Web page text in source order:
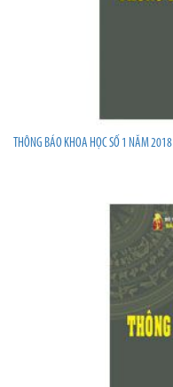
THÔNG BÁO KHOA HỌC SỐ 1 NĂM 2018